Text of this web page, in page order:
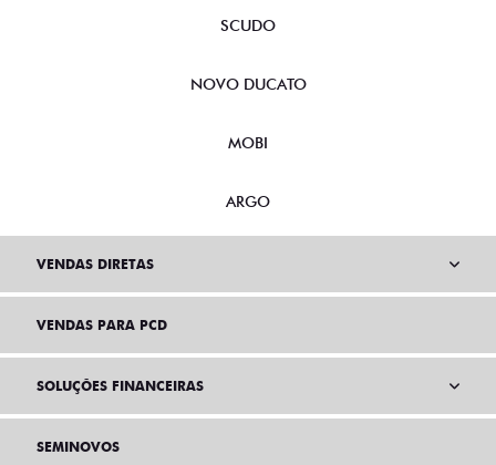
SCUDO
NOVO DUCATO
MOBI
ARGO
VENDAS DIRETAS
VENDAS PARA PCD
SOLUÇÕES FINANCEIRAS
SEMINOVOS